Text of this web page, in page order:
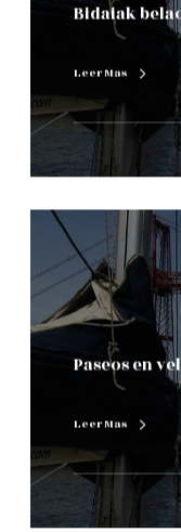
Bidaiak
Leer Mas
Paseos en
Leer Mas